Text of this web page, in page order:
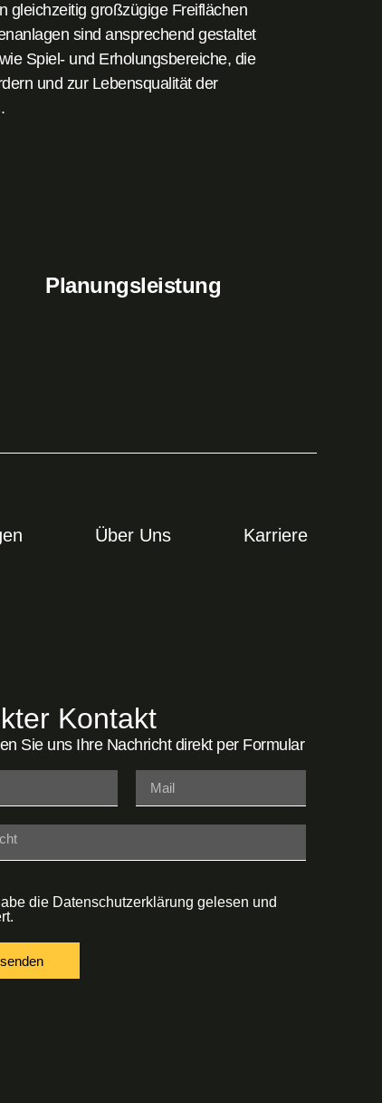
gleichzeitig großzügige Freiflächen
sind ansprechend gestaltet
Spiel- und Erholungsbereiche, die
und zur Lebensqualität der
Planungsleistung
Über Uns Karriere
Kontakt
Sie uns Ihre Nachricht direkt per Formular
die Datenschutzerklärung gelesen und